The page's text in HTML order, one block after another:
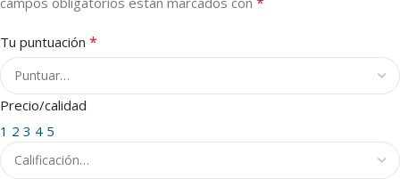
Tu puntuación *
Precio/calidad
1 2 3 4 5